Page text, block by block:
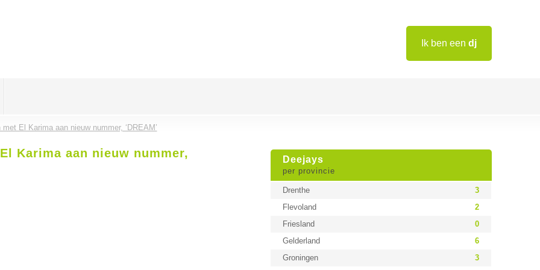
Ik ben een dj
El Karima aan nieuw nummer, ‘DREAM’
Deejays
per provincie
Drenthe
3
Flevoland
2
Friesland
0
Gelderland
6
Groningen
3
Karima aan nieuw nummer,